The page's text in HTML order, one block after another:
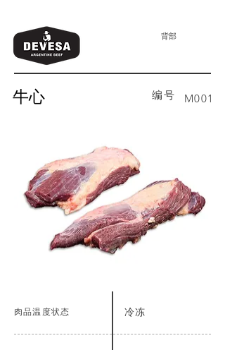
背部
牛心 M001
编号
肉品温度状态 冷冻